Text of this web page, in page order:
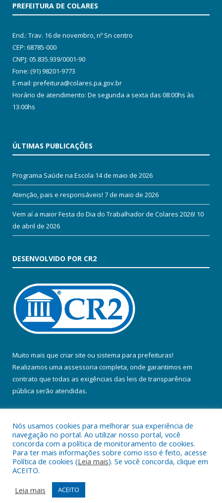
PREFEITURA DE COLARES
End.: Trav. 16 de novembro, nº Sn centro
CEP: 68785-000
CNPJ: 05.835.939/0001-90
Fone: (91) 98201-9773
E-mail: prefeitura@colares.pa.gov.br
Horário de atendimento: De segunda a sexta das 08:00hs às
13:00hs
ÚLTIMAS PUBLICAÇÕES
Programa Saúde na Escola 14 de maio de 2026
Atenção, pais e responsáveis! 7 de maio de 2026
Vem aí a maior Festa do Dia do Trabalhador de Colares 2026! 10
de abril de 2026
DESENVOLVIDO POR CR2
Muito mais que criar site ou sistema para prefeituras!
Realizamos uma assessoria completa, onde garantimos em
contrato que todas as exigências das leis de transparência
pública serão atendidas.
Todos os direitos reservados a Prefeitura Municipal de Colares.
Mapa do Site
Acessar Área Administrativa
Acessar Webmail
Nós usamos cookies para melhorar sua experiência de
navegação no portal. Ao utilizar nosso portal, você
concorda com a política de monitoramento de cookies.
Para ter mais informações sobre como isso é feito, acesse
Política de cookies (Leia mais). Se você concorda, clique em
ACEITO.
Leia mais
ACEITO